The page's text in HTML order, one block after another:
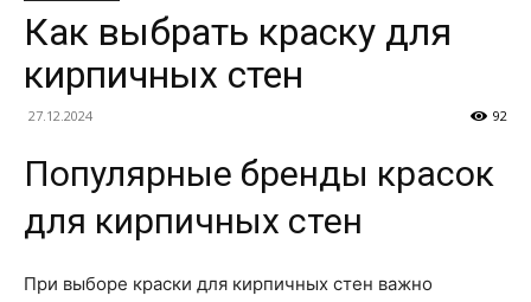
Как выбрать краску для
кирпичных стен
27.12.2024 92
Популярные бренды красок
для кирпичных стен
При выборе краски для кирпичных стен важно